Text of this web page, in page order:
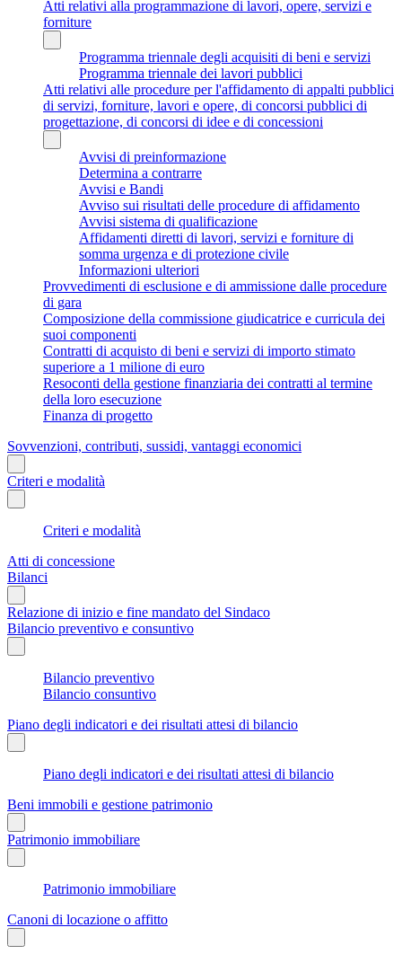
Atti relativi alla programmazione di lavori, opere, servizi e
forniture
Programma triennale degli acquisiti di beni e servizi
Programma triennale dei lavori pubblici
Atti relativi alle procedure per l'affidamento di appalti pubblici
di servizi, forniture, lavori e opere, di concorsi pubblici di
progettazione, di concorsi di idee e di concessioni
Avvisi di preinformazione
Determina a contrarre
Avvisi e Bandi
Avviso sui risultati delle procedure di affidamento
Avvisi sistema di qualificazione
Affidamenti diretti di lavori, servizi e forniture di
somma urgenza e di protezione civile
Informazioni ulteriori
Provvedimenti di esclusione e di ammissione dalle procedure
di gara
Composizione della commissione giudicatrice e curricula dei
suoi componenti
Contratti di acquisto di beni e servizi di importo stimato
superiore a 1 milione di euro
Resoconti della gestione finanziaria dei contratti al termine
della loro esecuzione
Finanza di progetto
Sovvenzioni, contributi, sussidi, vantaggi economici
Criteri e modalità
Criteri e modalità
Atti di concessione
Bilanci
Relazione di inizio e fine mandato del Sindaco
Bilancio preventivo e consuntivo
Bilancio preventivo
Bilancio consuntivo
Piano degli indicatori e dei risultati attesi di bilancio
Piano degli indicatori e dei risultati attesi di bilancio
Beni immobili e gestione patrimonio
Patrimonio immobiliare
Patrimonio immobiliare
Canoni di locazione o affitto